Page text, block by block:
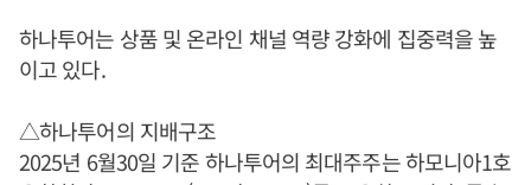
하나투어는 상품 및 온라인 채널 역량 강화에 집중력을 높
이고 있다.
△하나투어의 지배구조
2025년 6월30일 기준 하나투어의 최대주주는 하모니아1호